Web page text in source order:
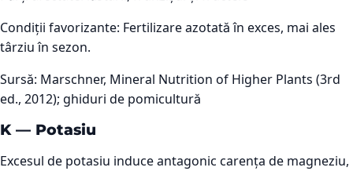
Condiții favorizante: Fertilizare azotată în exces, mai ales
târziu în sezon.
Sursă: Marschner, Mineral Nutrition of Higher Plants (3rd
ed., 2012); ghiduri de pomicultură
K — Potasiu
Excesul de potasiu induce antagonic carența de magneziu,